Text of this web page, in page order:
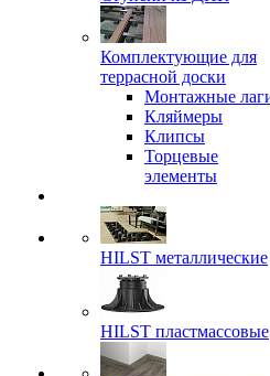
Комплектующие для
террасной доски
Монтажные
Кляймеры
Клипсы
Торцевые
элементы
HILST металлические
HILST пластмассовые